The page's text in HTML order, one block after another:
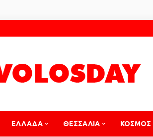
ΕΛΛΑΔΑ ΘΕΣΣΑΛΙΑ ΚΟΣΜΟΣ